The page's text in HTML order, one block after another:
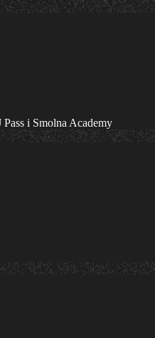
i Smolna Academy